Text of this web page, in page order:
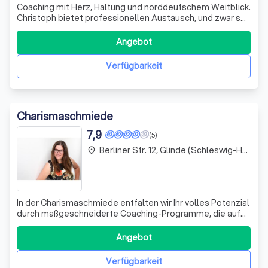
Coaching mit Herz, Haltung und norddeutschem Weitblick.
Christoph bietet professionellen Austausch, und zwar so,
wie man sich Gespräche dieser Art wünscht: persönlich,
Verfügbarkeit
Angebot
Charismaschmiede
(5)
7,9
In der Charismaschmiede entfalten wir Ihr volles Potenzial
durch maßgeschneiderte Coaching-Programme, die auf
mentaler Stärke und Charisma basieren. Wir verstehen die
feinen Dynamiken der Mikromuskulatur ebenso wie die
Kraft der Ausstrahlung, die entscheidend sind, um sowohl
im beruflichen als auchVerfügbarkeit
Angebot
place Berliner Str. 12, Glinde (Schleswig-Holstein)